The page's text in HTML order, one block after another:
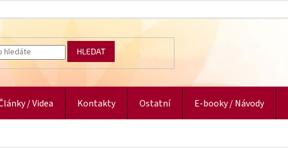
HLEDAT
/ Videa Kontakty Ostatní E-booky / Návody